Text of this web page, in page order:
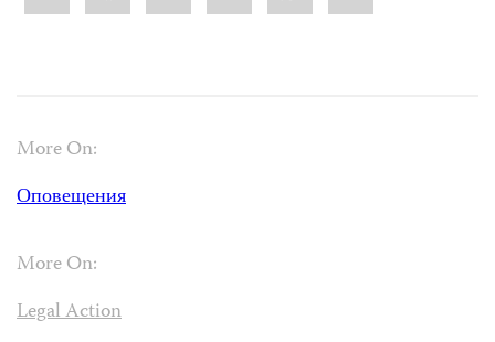
More On:
Оповещения
More On:
Legal Action